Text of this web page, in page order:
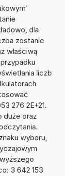
dla
zostanie
właściwą
liczb
276 2E+21.
duże oraz
wyboru,
3 642 153